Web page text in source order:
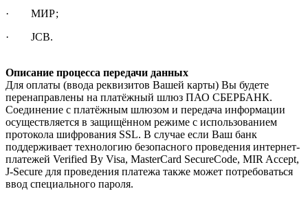
· МИР;
· JCB.
Описание процесса передачи данных
Для оплаты (ввода реквизитов Вашей карты) Вы будете
перенаправлены на платёжный шлюз ПАО СБЕРБАНК.
Соединение с платёжным шлюзом и передача информации
осуществляется в защищённом режиме с использованием
протокола шифрования SSL. В случае если Ваш банк
поддерживает технологию безопасного проведения интернет-
платежей Verified By Visa, MasterCard SecureCode, MIR Accept,
J-Secure для проведения платежа также может потребоваться
ввод специального пароля.